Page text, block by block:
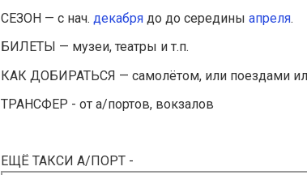
СЕЗОН — с нач. декабря до до середины апреля.
БИЛЕТЫ — музеи, театры и т.п.
КАК ДОБИРАТЬСЯ — самолётом, или поездами
ТРАНСФЕР - от а/портов, вокзалов
ЕЩЁ ТАКСИ А/ПОРТ -